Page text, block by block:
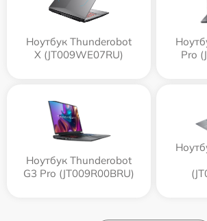
Ноутбук Thunderobot
X (JT009WE07RU)
Pro
Ноутбук Thunderobot
G3 Pro (JT009R00BRU)